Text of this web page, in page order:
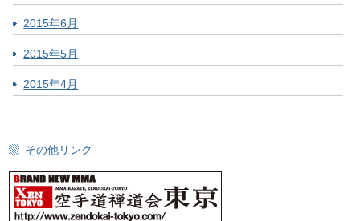
2015年6月
2015年5月
2015年4月
その他リンク